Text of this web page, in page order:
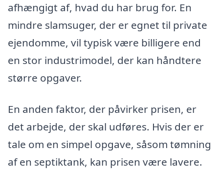
afhængigt af, hvad du har brug for. En
mindre slamsuger, der er egnet til private
ejendomme, vil typisk være billigere end
en stor industrimodel, der kan håndtere
større opgaver.
En anden faktor, der påvirker prisen, er
det arbejde, der skal udføres. Hvis der er
tale om en simpel opgave, såsom tømning
af en septiktank, kan prisen være lavere.